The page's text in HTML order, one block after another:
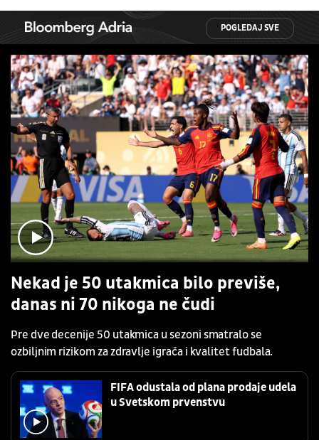
POGLEDAJ SVE
Nekad je 50 utakmica bilo previše,
danas ni 70 nikoga ne čudi
Pre dve decenije 50 utakmica u sezoni smatralo se
ozbiljnim rizikom za zdravlje igrača i kvalitet fudbala.
FIFA odustala od plana prodaje udela
u Svetskom prvenstvu